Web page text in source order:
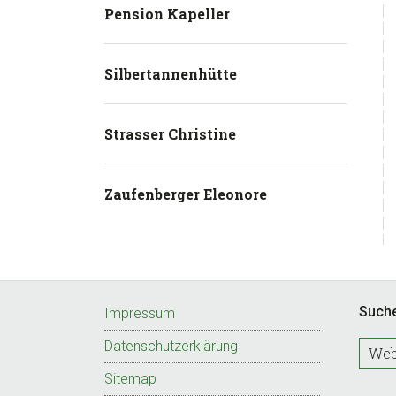
Pension Kapeller
Silbertannenhütte
Strasser Christine
Zaufenberger Eleonore
Impressum
Datenschutzerklärung
Sitemap
W
e